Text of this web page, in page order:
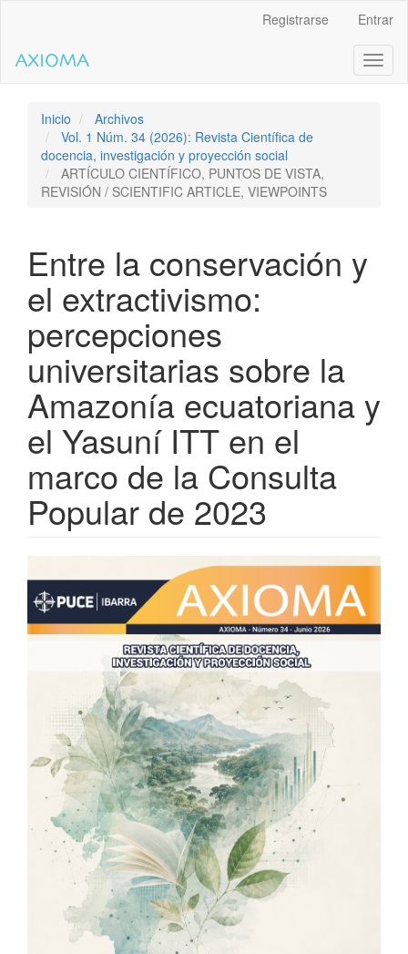
contenido
de
Navegación
principal
Contenido
principal
Registrarse Entrar
Inicio
Archivos
Vol. 1 Núm. 34 (2026): Revista Científica de
docencia, investigación y proyección social
ARTÍCULO CIENTÍFICO, PUNTOS DE VISTA,
REVISIÓN / SCIENTIFIC ARTICLE, VIEWPOINTS
Entre la conservación y
el extractivismo:
percepciones
universitarias sobre la
Amazonía ecuatoriana y
el Yasuní ITT en el
marco de la Consulta
Popular de 2023
Barra
lateral
del
artículo